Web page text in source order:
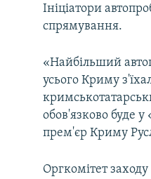
Ініціатори
спрямування.
«Найбільший
усього Криму
обов'язково буде у
прем'єр Криму
Оргкомітет